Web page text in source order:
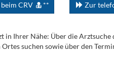
CRV ** Zur
in Ihrer Nähe: Über die
suchen sowie über den